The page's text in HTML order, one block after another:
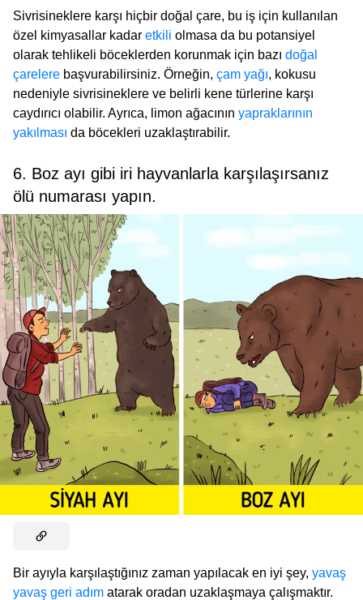
Sivrisineklere karşı hiçbir doğal çare, bu iş için kullanılan
özel kimyasallar kadar etkili olmasa da bu potansiyel
olarak tehlikeli böceklerden korunmak için bazı doğal
çarelere başvurabilirsiniz. Örneğin, çam yağı, kokusu
nedeniyle sivrisineklere ve belirli kene türlerine karşı
caydırıcı olabilir. Ayrıca, limon ağacının yapraklarının
yakılması da böcekleri uzaklaştırabilir.
6. Boz ayı gibi iri hayvanlarla karşılaşırsanız
ölü numarası yapın.
Bir ayıyla karşılaştığınız zaman yapılacak en iyi şey, yavaş
yavaş geri adım atarak oradan uzaklaşmaya çalışmaktır.